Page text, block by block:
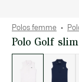
Polos femme
Polo Golf
déclinaisons